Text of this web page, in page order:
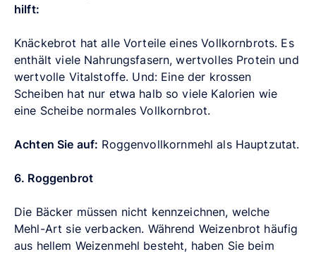
hilft:
Knäckebrot hat alle Vorteile eines Vollkornbrots. Es
enthält viele Nahrungsfasern, wertvolles Protein und
wertvolle Vitalstoffe. Und: Eine der krossen
Scheiben hat nur etwa halb so viele Kalorien wie
eine Scheibe normales Vollkornbrot.
Achten Sie auf: Roggenvollkornmehl als Hauptzutat.
6. Roggenbrot
Die Bäcker müssen nicht kennzeichnen, welche
Mehl-Art sie verbacken. Während Weizenbrot häufig
aus hellem Weizenmehl besteht, haben Sie beim